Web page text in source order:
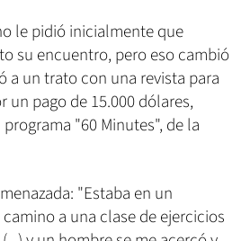
le pidió inicialmente que
su encuentro, pero eso cambió
a un trato con una revista para
pago de 15.000 dólares,
"60 Minutes", de la
"Estaba en un
a una clase de ejercicios